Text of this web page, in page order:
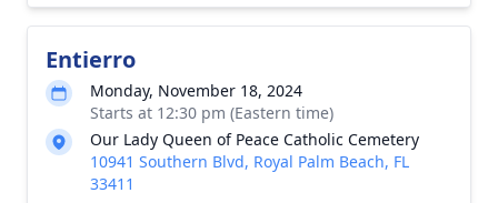
Entierro
Monday, November 18, 2024
Starts at 12:30 pm (Eastern time)
Our Lady Queen of Peace Catholic Cemetery
10941 Southern Blvd, Royal Palm Beach, FL
33411